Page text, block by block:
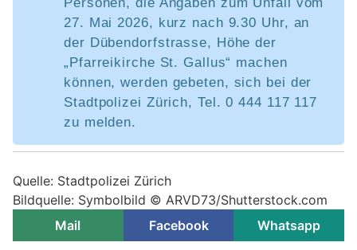
Personen, die Angaben zum Unfall vom
27. Mai 2026, kurz nach 9.30 Uhr, an
der Dübendorfstrasse, Höhe der
„Pfarreikirche St. Gallus“ machen
können, werden gebeten, sich bei der
Stadtpolizei Zürich, Tel. 0 444 117 117
zu melden.
Quelle: Stadtpolizei Zürich
Bildquelle: Symbolbild © ARVD73/Shutterstock.com
Mail
Facebook Whatsapp